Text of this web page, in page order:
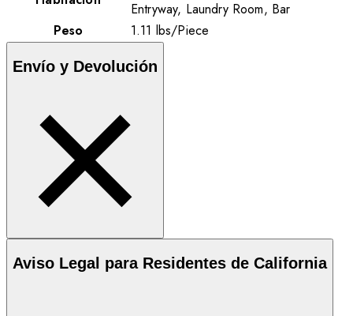
Entryway, Laundry Room, Bar
Peso
1.11 lbs/Piece
Envío y Devolución
Aviso Legal para Residentes de California